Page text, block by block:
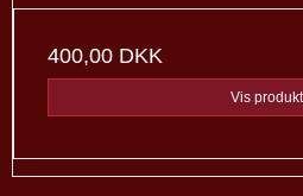
400,00 DKK
Vis produkt